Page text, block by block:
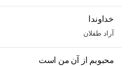
خداوندا
آراد طفلان
محبوبم از آن من است